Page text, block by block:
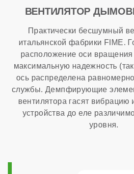
Диаметр дымохода
60x100 мм
Диаметр патрубков отопления
3/4 дюйма
ВЕНТИЛЯТОР
Практически бесшумный
итальянской фабрики FIME.
расположение оси вращения
максимальную надежность (так
ось распределена
службы. Демпфирующие
вентилятора гасят
устройства до еле
уровня.